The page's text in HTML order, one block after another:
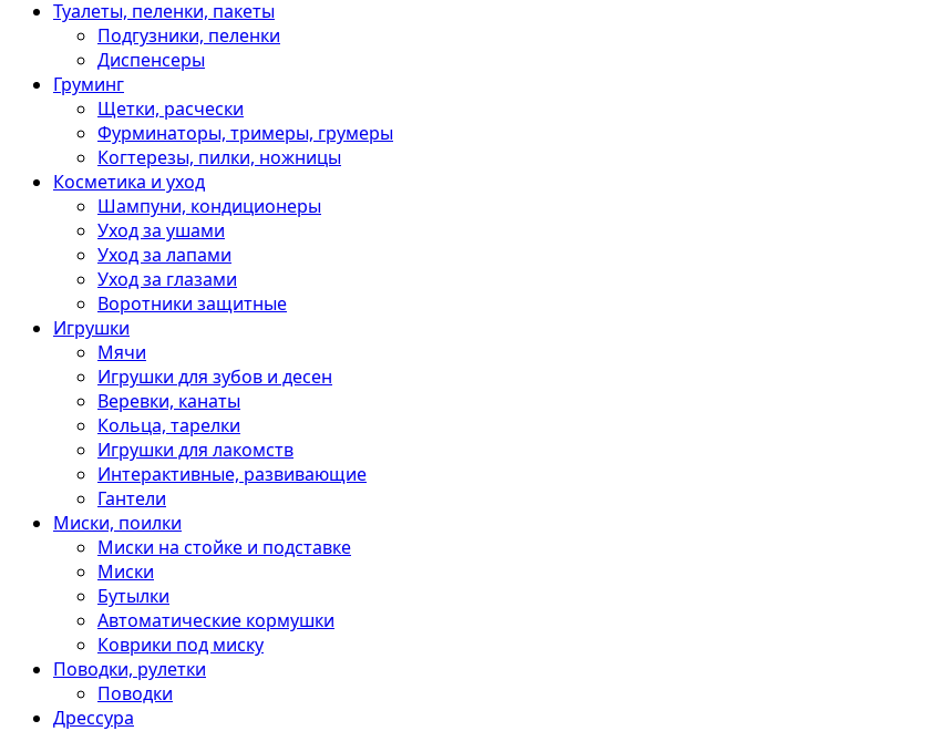
Туалеты, пеленки, пакеты
Подгузники, пеленки
Диспенсеры
Груминг
Щетки, расчески
Фурминаторы, тримеры, грумеры
Когтерезы, пилки, ножницы
Косметика и уход
Шампуни, кондиционеры
Уход за ушами
Уход за лапами
Уход за глазами
Воротники защитные
Игрушки
Мячи
Игрушки для зубов и десен
Веревки, канаты
Кольца, тарелки
Игрушки для лакомств
Интерактивные, развивающие
Гантели
Миски, поилки
Миски на стойке и подставке
Миски
Бутылки
Автоматические кормушки
Коврики под миску
Поводки, рулетки
Поводки
Дрессура